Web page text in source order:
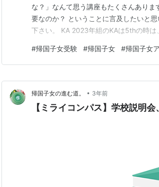
な？」なんて思う講座もたくさんあり
要なのか？ ということに言及したいと
下さい。 KA 2023年組のKAは5thの時
ができているようです。 4教科受験なら
に合わせたのなかな？ 6…
#帰国子女受験 #帰国子女 #帰国子女
帰国子女の進む道。 • 3年前
【ミライコンパス】学校説明